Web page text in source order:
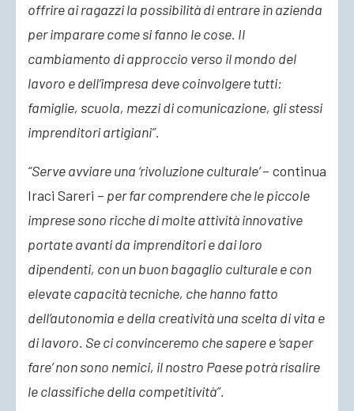
offrire ai ragazzi la possibilità di entrare in azienda
per imparare come si fanno le cose. Il
cambiamento di approccio verso il mondo del
lavoro e dell’impresa deve coinvolgere tutti:
famiglie, scuola, mezzi di comunicazione, gli stessi
imprenditori artigiani”.
“Serve avviare una ‘rivoluzione culturale’– continua
Iraci Sareri – per far comprendere che le piccole
imprese sono ricche di molte attività innovative
portate avanti da imprenditori e dai loro
dipendenti, con un buon bagaglio culturale e con
elevate capacità tecniche, che hanno fatto
dell’autonomia e della creatività una scelta di vita e
di lavoro. Se ci convinceremo che sapere e ‘saper
fare’ non sono nemici, il nostro Paese potrà risalire
le classifiche della competitività”.